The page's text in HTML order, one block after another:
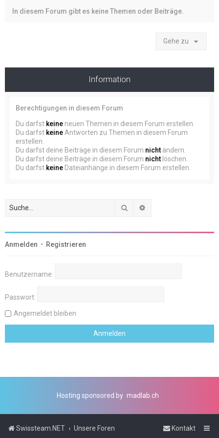
In diesem Forum gibt es keine Themen oder Beiträge.
Gehe zu
Information
Berechtigungen in diesem Forum
Du darfst keine neuen Themen in diesem Forum erstellen.
Du darfst keine Antworten zu Themen in diesem Forum
erstellen.
Du darfst deine Beiträge in diesem Forum nicht ändern.
Du darfst deine Beiträge in diesem Forum nicht löschen.
Du darfst keine Dateianhänge in diesem Forum erstellen.
Suche
Anmelden • Registrieren
Benutzername:
Passwort:
Angemeldet bleiben
Hosting sponsored by madlab.ch
Swissteam.NET Unsere Foren Kontakt